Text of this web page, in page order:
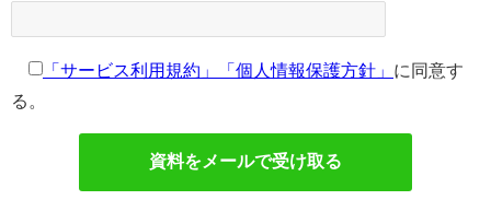
「サービス利用規約」 「個人情報保護方針」 に同意す
る。